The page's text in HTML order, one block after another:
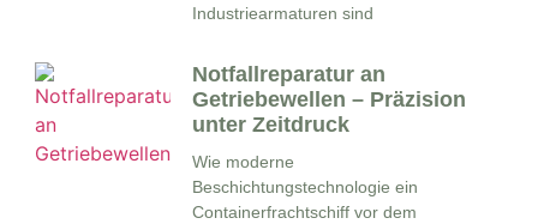
Industriearmaturen sind
Notfallreparatur an
Getriebewellen – Präzision
unter Zeitdruck
Wie moderne
Beschichtungstechnologie ein
Containerfrachtschiff vor dem